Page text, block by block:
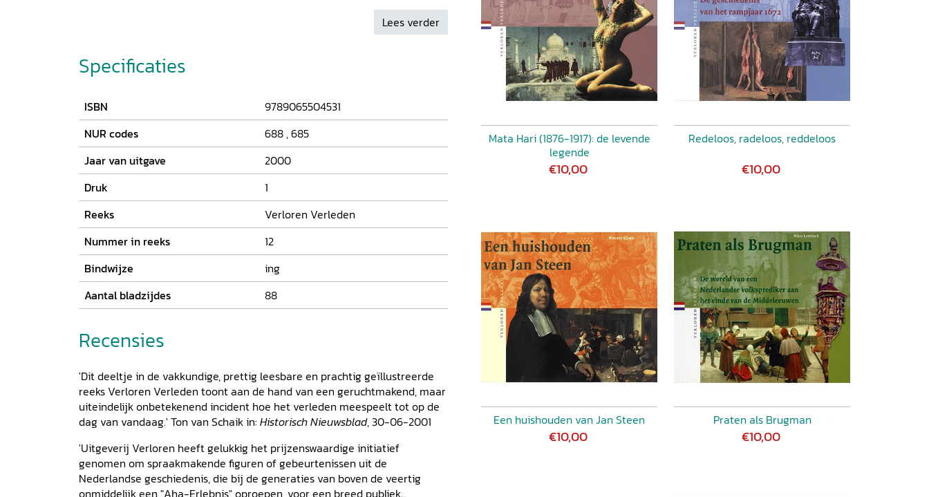
nationale eerbied bezongen, gevierd en herdacht. Frits Rovers, docent
geschiedenis aan de Educatieve Faculteit Amsterdam, vertelt het verhaal
heldenverering die hier op volgde. Hij beschrijft de Belgische Opstand van
1830 tegen de achtergrond van de moeizame ontwikkeling van het
de rol van Koning Willem I, aan de Tiendaagse Veldtocht van 1831, aan de
uiteindelijke afscheiding van België in 1839 en aan de
beeldvormingstraditie rond de nationale held Van Speijk.
Lees verder
Specificaties
ISBN
9789065504531
NUR codes
688 ,685
Jaar van uitgave
2000
Druk
1
Reeks
Verloren Verleden
Nummer in reeks
12
Bindwijze
ing
Aantal bladzijdes
88
Recensies
'Dit deeltje in de vakkundige, prettig leesbare en prachtig geïllustreerde
reeks Verloren Verleden toont aan de hand van een geruchtmakend, maar
uiteindelijk onbetekenend incident hoe het verleden meespeelt tot op de
dag van vandaag.' Ton van Schaik in: Historisch Nieuwsblad, 30-06-2001
'Uitgeverij Verloren heeft gelukkig het prijzenswaardige initiatief
genomen om spraakmakende figuren of gebeurtenissen uit de
Nederlandse geschiedenis, die bij de generaties van boven de veertig
onmiddelijk een "Aha-Erlebnis" oproepen, voor een breed publiek
Mata Hari (1876-1917): de levende
legende
€10,00
Redeloos, radeloos, reddeloos
€10,00
Een huishouden van Jan Steen
€10,00
Praten als Brugman
€10,00